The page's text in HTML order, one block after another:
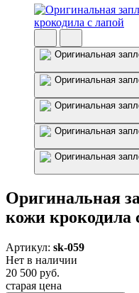
Оригинальная
кожи крокодила
Артикул: sk-059
Нет в наличии
20 500 руб.
старая цена